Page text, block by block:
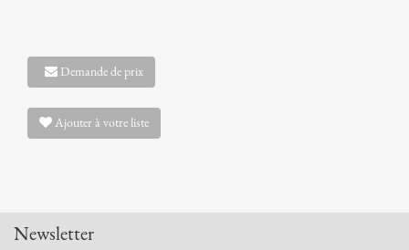
Demande de prix
Ajouter à votre liste
Newsletter